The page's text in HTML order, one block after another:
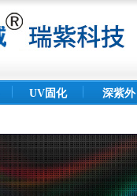
UV固化 深紫外